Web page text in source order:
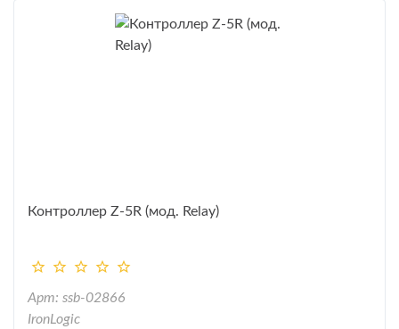
Контроллер Z-5R (мод. Relay)
Арт: ssb-02866
IronLogic